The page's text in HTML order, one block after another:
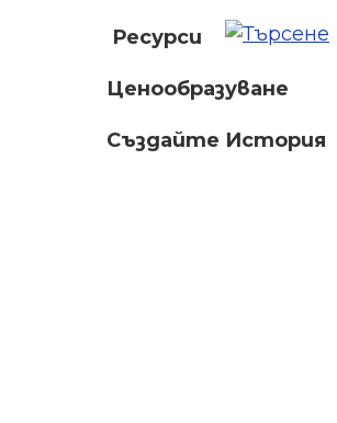
Ресурси
Ценообразуване
Създайте История